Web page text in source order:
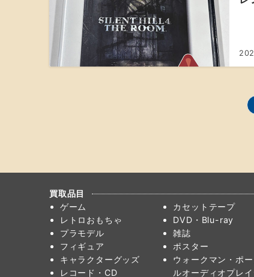
ー
ジ
送
り
買取品目
ゲーム
レトロおもちゃ
プラモデル
フィギュア
キャラクターグッズ
レコード・CD
カセットテープ
DVD・Blu-ray
雑誌
ポスター
ウォークマン・ポ
ルオーディオプレ